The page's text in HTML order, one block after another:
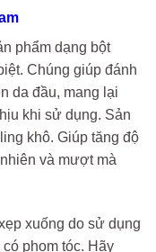
phẩm dạng bột
Chúng giúp đánh
da đầu, mang lại
khi sử dụng. Sản
khô. Giúp tăng độ
và mượt mà
xuống do sử dụng
phom tóc. Hãy